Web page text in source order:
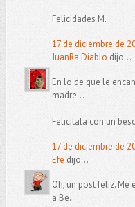
Felicidades M.
17 de diciembre de
JuanRa Diablo dijo...
En lo de que le
madre...
Felicítala con un
17 de diciembre de
Efe dijo...
Oh, un post feliz.
a Be.